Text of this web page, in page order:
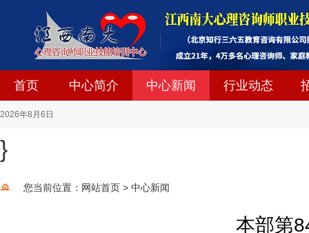
首页 中心简介 中心新闻 行业动态
2026年8 月 6 日
}
您当前位置： 网站首页 > 中心新闻
本部第